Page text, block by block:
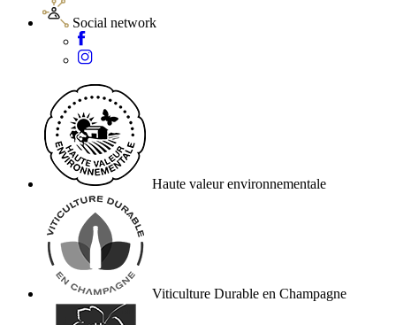
Social network
Haute valeur environnementale
Viticulture Durable en Champagne